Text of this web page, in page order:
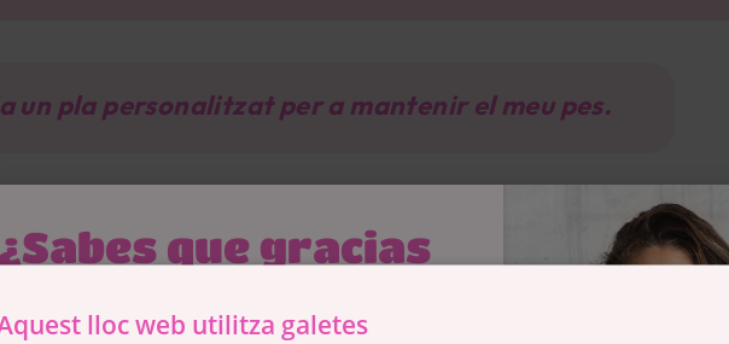
un pla personalitzat per a mantenir el meu pes.
Tinc tendència al restrenyiment, hi ha alguna solució?
lloc web utilitza galetes
que gracias